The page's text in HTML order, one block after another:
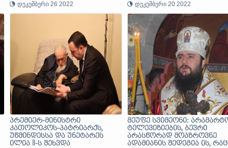
დეკემბერი 26 2022 დეკემბერი 20 2022
პრემიერ-მინისტრი
კათოლიკოს-პატრიარქს,
უწმინდესსა და უნეტარეს
ილია II-ს შეხვდა
მეუფე სვიმეონი:
ტელევიზიების, ბევრი
არასწორად მოაზროვნე
ადამიანის შედეგია ის, რაც